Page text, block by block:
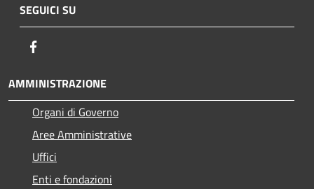
SEGUICI SU
AMMINISTRAZIONE
Organi di Governo
Aree Amministrative
Uffici
Enti e fondazioni